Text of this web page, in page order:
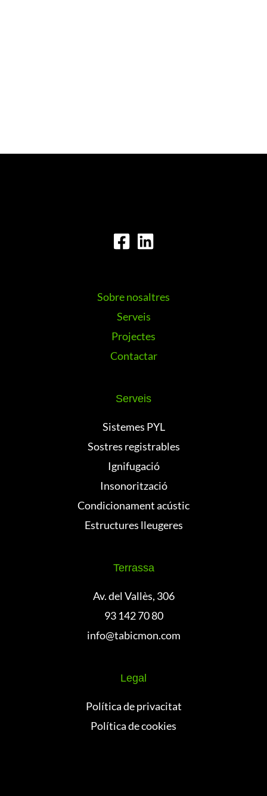
Sobre nosaltres
Serveis
Projectes
Contactar
Serveis
Sistemes PYL
Sostres registrables
Ignifugació
Insonorització
Condicionament acústic
Estructures lleugeres
Terrassa
Av. del Vallès, 306
93 142 70 80
info@tabicmon.com
Legal
Política de privacitat
Política de cookies